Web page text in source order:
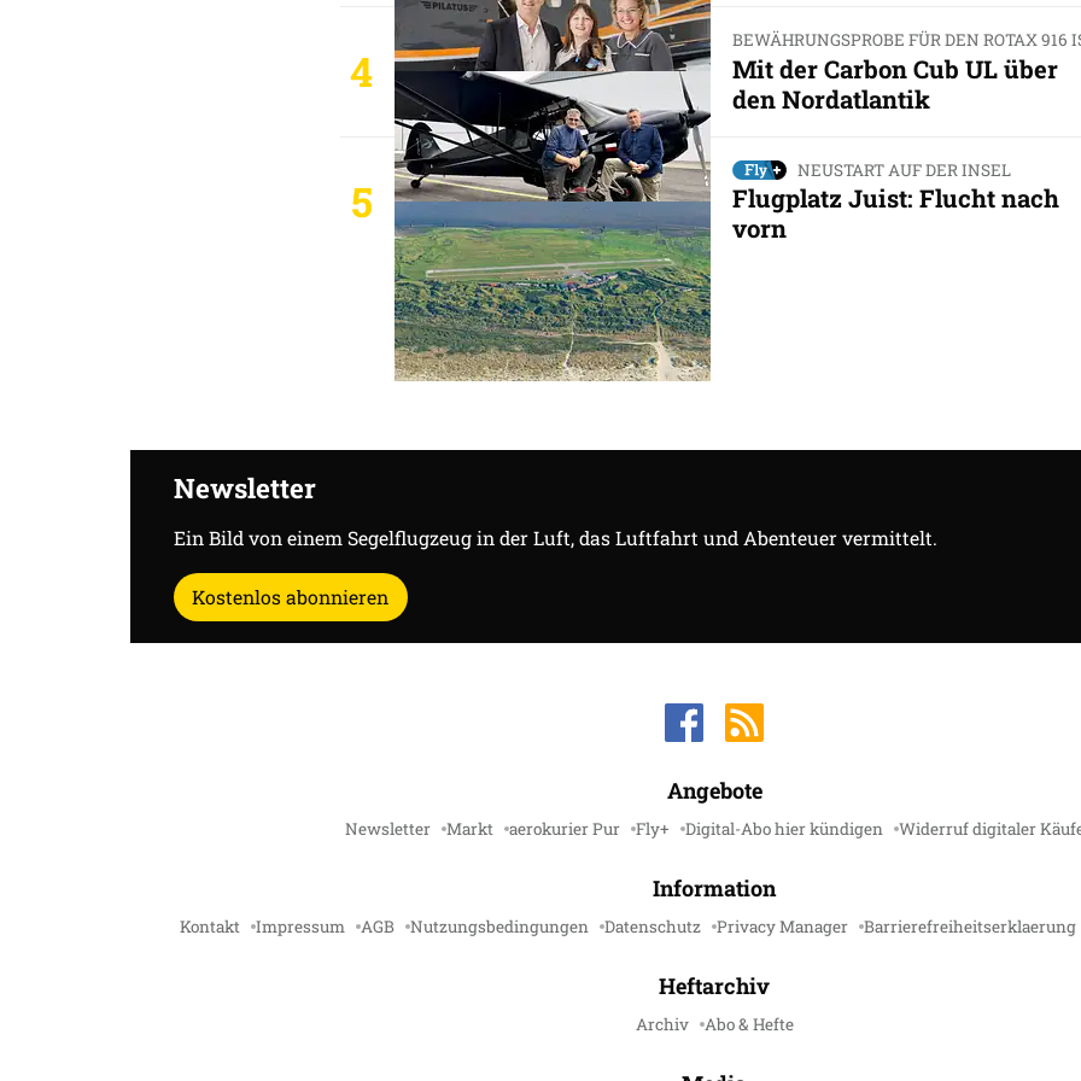
4
BEWÄHRUNGSPROBE FÜR DEN ROTAX 916
Mit der Carbon Cub UL über
den Nordatlantik
5
NEUSTART AUF DER INSEL
Flugplatz Juist: Flucht nach
vorn
Newsletter
Ein Bild von einem Segelflugzeug in der Luft, das Luftfahrt und Abenteuer vermittelt.
Kostenlos abonnieren
Angebote
Newsletter Markt aerokurier Pur Fly+ Digital-Abo hier kündigen Widerruf digitaler
Information
Kontakt Impressum AGB Nutzungsbedingungen Datenschutz Privacy Manager Barrierefreiheitserklaerung
Heftarchiv
Archiv Abo & Hefte